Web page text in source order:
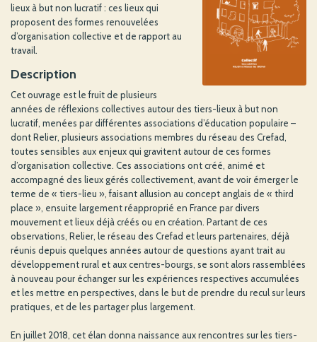
lieux à but non lucratif : ces lieux qui
proposent des formes renouvelées
d’organisation collective et de rapport au
travail.
Description
Cet ouvrage est le fruit de plusieurs
années de réflexions collectives autour des tiers-lieux à but non
lucratif, menées par différentes associations d’éducation populaire –
dont Relier, plusieurs associations membres du réseau des Crefad,
toutes sensibles aux enjeux qui gravitent autour de ces formes
d’organisation collective. Ces associations ont créé, animé et
accompagné des lieux gérés collectivement, avant de voir émerger le
terme de « tiers-lieu », faisant allusion au concept anglais de « third
place », ensuite largement réapproprié en France par divers
mouvement et lieux déjà créés ou en création. Partant de ces
observations, Relier, le réseau des Crefad et leurs partenaires, déjà
réunis depuis quelques années autour de questions ayant trait au
développement rural et aux centres-bourgs, se sont alors rassemblées
à nouveau pour échanger sur les expériences respectives accumulées
et les mettre en perspectives, dans le but de prendre du recul sur leurs
pratiques, et de les partager plus largement.
En juillet 2018, cet élan donna naissance aux rencontres sur les tiers-